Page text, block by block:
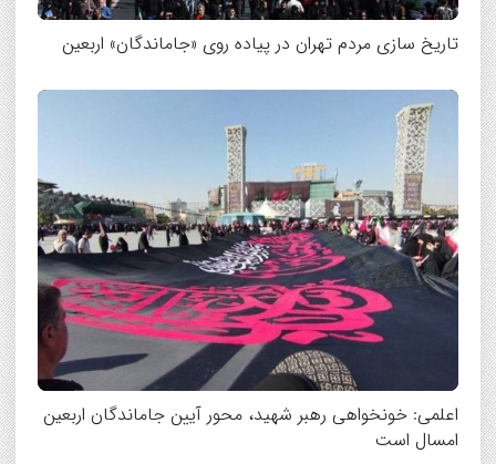
تاریخ سازی مردم تهران در پیاده روی «جاماندگان» اربعین
اعلمی: خونخواهی رهبر شهید، محور آیین جاماندگان اربعین
امسال است